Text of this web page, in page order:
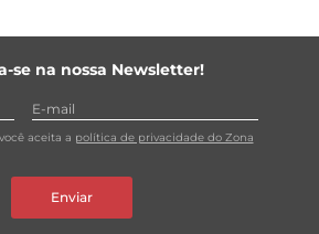
se na nossa Newsletter!
aceita a política de privacidade do Zona
Enviar